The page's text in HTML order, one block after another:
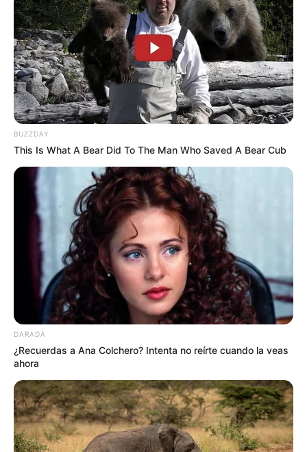
de8_13.jpg, debatiendo apasionadamente si el
motociclista salió proyectado milagrosamente,
si se confirmó un desenlace trágico en el
hospital o si se trató de una imprudencia
delictiva que cambiará las reglas del juego civil.
Mientras las plataformas digitales explotan con
millones de interacciones, comentarios en vivo
y compartidas masivas, el mundo entero se
mantiene bajo total expectativa. ¡Mantente
actualización en vivo de esta bomba noticiosa
en pleno desarrollo!
BUZZDAY
This Is What A Bear Did To The Man Who Saved A Bear Cub
DARADA
¿Recuerdas a Ana Colchero? Intenta no reírte cuando la veas
ahora